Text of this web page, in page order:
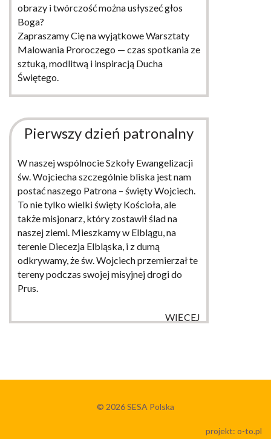
obrazy i twórczość można usłyszeć głos
Boga?
Zapraszamy Cię na wyjątkowe Warsztaty
Malowania Proroczego — czas spotkania ze
sztuką, modlitwą i inspiracją Ducha
Świętego.
Pierwszy dzień patronalny
W naszej wspólnocie Szkoły Ewangelizacji
św. Wojciecha szczególnie bliska jest nam
postać naszego Patrona – święty Wojciech.
To nie tylko wielki święty Kościoła, ale
także misjonarz, który zostawił ślad na
naszej ziemi. Mieszkamy w Elblągu, na
terenie Diecezja Elbląska, i z dumą
odkrywamy, że św. Wojciech przemierzał te
tereny podczas swojej misyjnej drogi do
Prus.
WIĘCEJ
© 2026SESA Polska
projekt: o-to.pl